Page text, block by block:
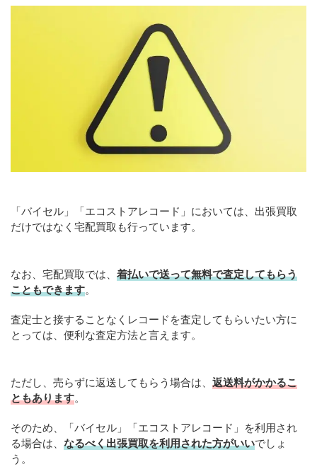
「バイセル」「エコストアレコード」においては、出張買取
だけではなく宅配買取も行っています。
なお、宅配買取では、 着払いで送って無料で査定してもらう
こともできます。
査定士と接することなくレコードを査定してもらいたい方に
とっては、便利な査定方法と言えます。
ただし、売らずに返送してもらう場合は、 返送料がかかるこ
ともあります。
そのため、「バイセル」「エコストアレコード」を利用され
る場合は、 なるべく出張買取を利用された方がいいでしょ
う。